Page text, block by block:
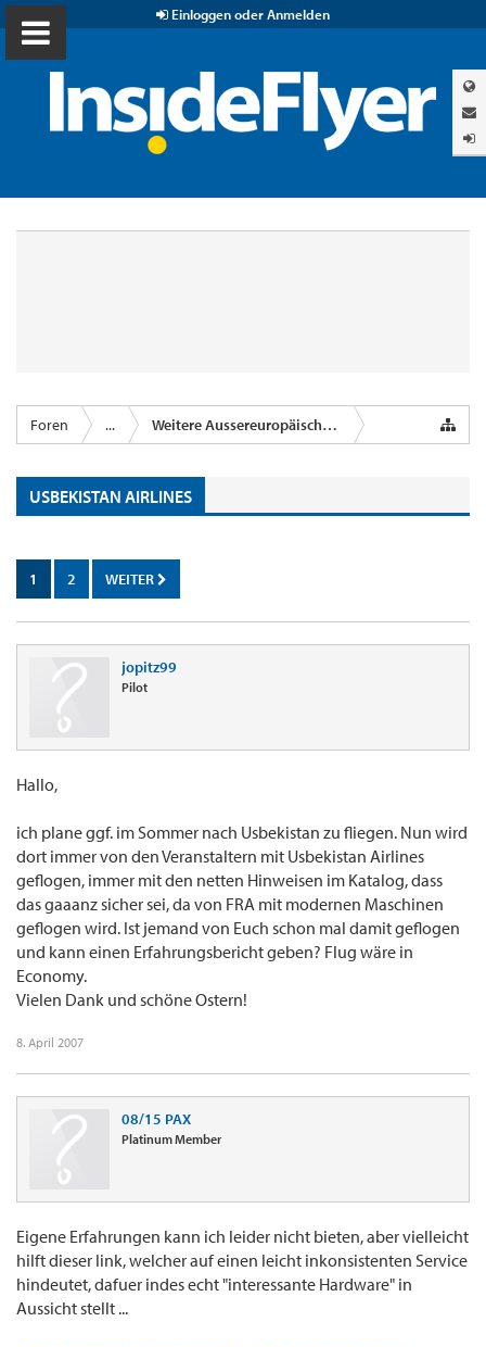
Einloggen oder Anmelden
Foren ... Weitere Aussereuropäische Airlines
USBEKISTAN AIRLINES
1 2 WEITER
jopitz99
Pilot
Hallo,
ich plane ggf. im Sommer nach Usbekistan zu fliegen. Nun wird
dort immer von den Veranstaltern mit Usbekistan Airlines
geflogen, immer mit den netten Hinweisen im Katalog, dass
das gaaanz sicher sei, da von FRA mit modernen Maschinen
geflogen wird. Ist jemand von Euch schon mal damit geflogen
und kann einen Erfahrungsbericht geben? Flug wäre in
Economy.
Vielen Dank und schöne Ostern!
8. April 2007
08/15 PAX
Platinum Member
Eigene Erfahrungen kann ich leider nicht bieten, aber vielleicht
hilft dieser link, welcher auf einen leicht inkonsistenten Service
hindeutet, dafuer indes echt "interessante Hardware" in
Aussicht stellt ...